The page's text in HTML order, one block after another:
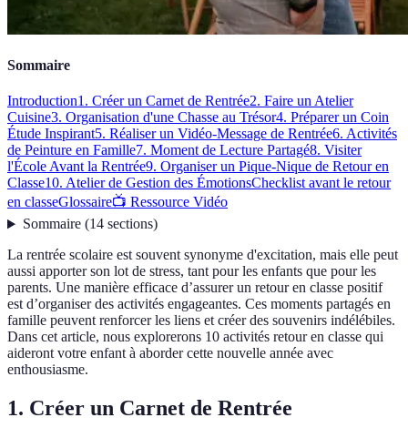
Sommaire
Introduction1. Créer un Carnet de Rentrée2. Faire un Atelier
Cuisine3. Organisation d'une Chasse au Trésor4. Préparer un Coin
Étude Inspirant5. Réaliser un Vidéo-Message de Rentrée6. Activités
de Peinture en Famille7. Moment de Lecture Partagé8. Visiter
l'École Avant la Rentrée9. Organiser un Pique-Nique de Retour en
Classe10. Atelier de Gestion des ÉmotionsChecklist avant le retour
en classeGlossaire📺 Ressource Vidéo
Sommaire(14 sections)
La rentrée scolaire est souvent synonyme d'excitation, mais elle peut
aussi apporter son lot de stress, tant pour les enfants que pour les
parents. Une manière efficace d’assurer un retour en classe positif
est d’organiser des activités engageantes. Ces moments partagés en
famille peuvent renforcer les liens et créer des souvenirs indélébiles.
Dans cet article, nous explorerons 10 activités retour en classe qui
aideront votre enfant à aborder cette nouvelle année avec
enthousiasme.
1. Créer un Carnet de Rentrée